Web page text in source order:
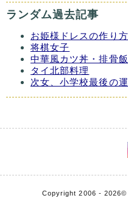
ランダム過去記事
お姫様ドレスの作り方
将棋女子
中華風カツ丼・排骨
タイ北部料理
次女、小学校最後の運
Copyright 2006 - 2026©